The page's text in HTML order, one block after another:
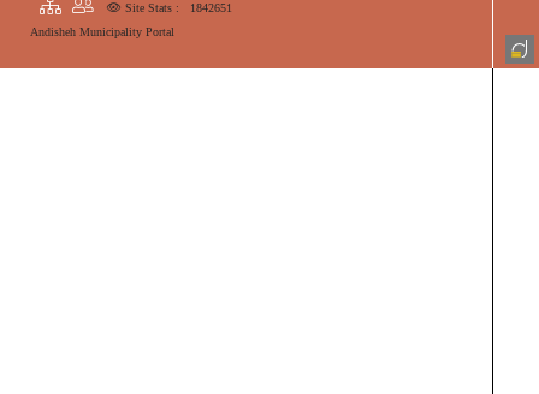
Site Stats :
1842651
Andisheh Municipality Portal